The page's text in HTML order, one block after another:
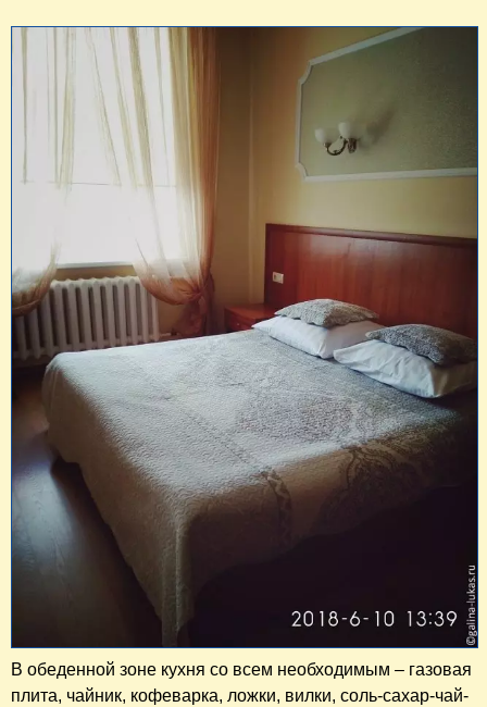
В обеденной зоне кухня со всем необходимым – газовая
плита, чайник, кофеварка, ложки, вилки, соль-сахар-чай-